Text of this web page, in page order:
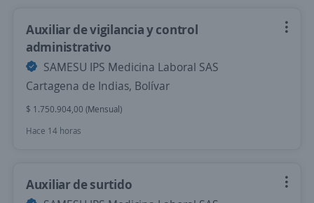
Auxiliar de vigilancia y control
administrativo
SAMESU IPS Medicina Laboral SAS
Cartagena de Indias, Bolívar
$ 1.750.904,00 (Mensual)
Hace 14 horas
Auxiliar de surtido